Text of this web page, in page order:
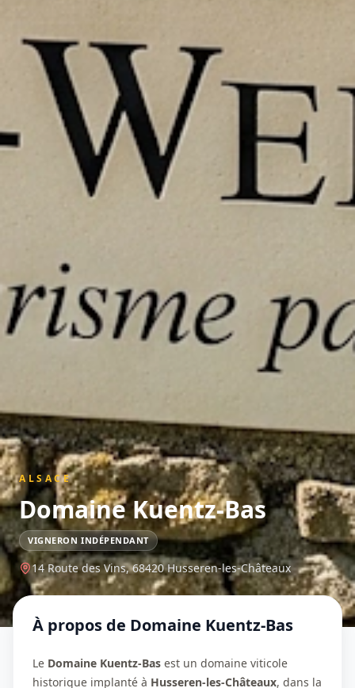
ALSACE
Domaine Kuentz-Bas
VIGNERON INDÉPENDANT
14 Route des Vins,68420 Husseren-les-Châteaux
À propos de Domaine Kuentz-Bas
Le Domaine Kuentz-Bas est un domaine viticole
historique implanté à Husseren-les-Châteaux, dans la